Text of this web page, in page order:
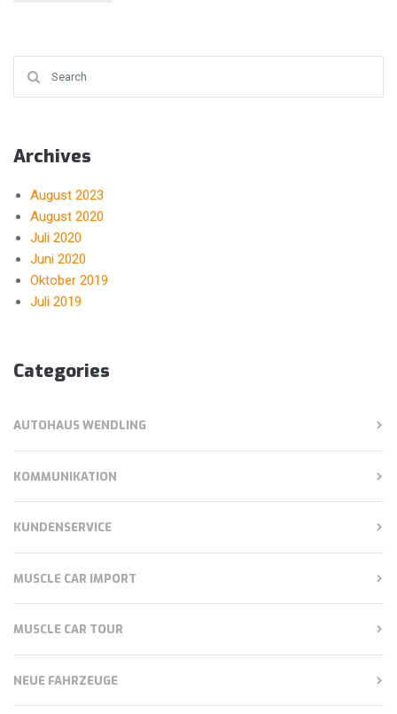
Archives
August 2023
August 2020
Juli 2020
Juni 2020
Oktober 2019
Juli 2019
Categories
AUTOHAUS WENDLING
KOMMUNIKATION
KUNDENSERVICE
MUSCLE CAR IMPORT
MUSCLE CAR TOUR
NEUE FAHRZEUGE